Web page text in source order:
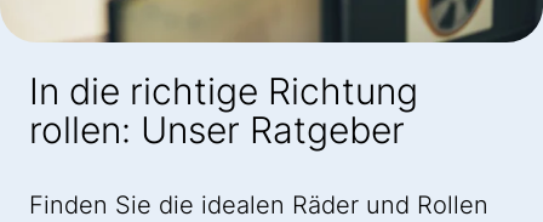
In die richtige Richtung
rollen: Unser Ratgeber
Finden Sie die idealen Räder und Rollen